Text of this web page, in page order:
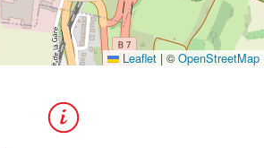
Leaflet | © OpenStreetMap